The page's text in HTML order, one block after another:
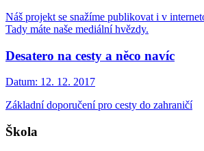
Náš projekt se snažíme publikovat i v
Tady máte naše mediální hvězdy.
Desatero na cesty a něco navíc
Datum: 12. 12. 2017
Základní doporučení pro cesty do zahraničí
Škola